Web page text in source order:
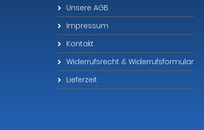
Unsere AGB
Impressum
Kontakt
Widerrufsrecht & Widerrufsformular
Lieferzeit